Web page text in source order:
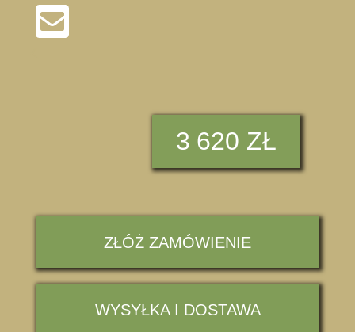
3 620 ZŁ
ZŁÓŻ ZAMÓWIENIE
WYSYŁKA I DOSTAWA